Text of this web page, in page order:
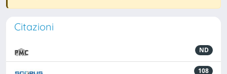
Citazioni
ND
108